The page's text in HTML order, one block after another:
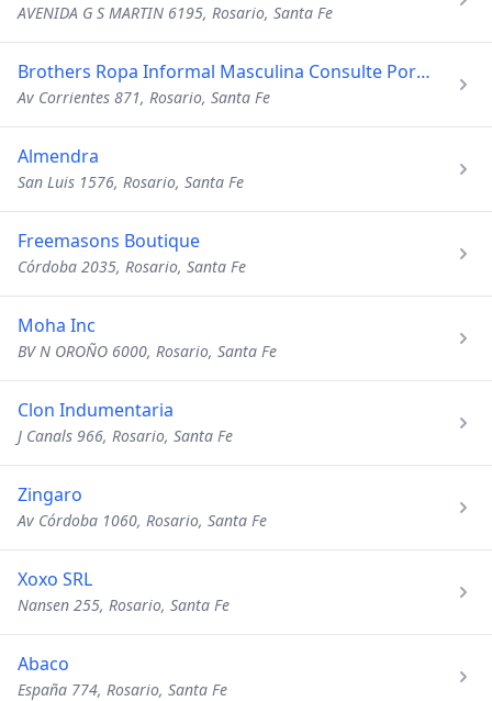
AVENIDA G S MARTIN 6195, Rosario, Santa Fe
Brothers Ropa Informal Masculina Consulte Por Franquicia
Av Corrientes 871, Rosario, Santa Fe
Almendra
San Luis 1576, Rosario, Santa Fe
Freemasons Boutique
Córdoba 2035, Rosario, Santa Fe
Moha Inc
BV N OROÑO 6000, Rosario, Santa Fe
Clon Indumentaria
J Canals 966, Rosario, Santa Fe
Zingaro
Av Córdoba 1060, Rosario, Santa Fe
Xoxo SRL
Nansen 255, Rosario, Santa Fe
Abaco
España 774, Rosario, Santa Fe